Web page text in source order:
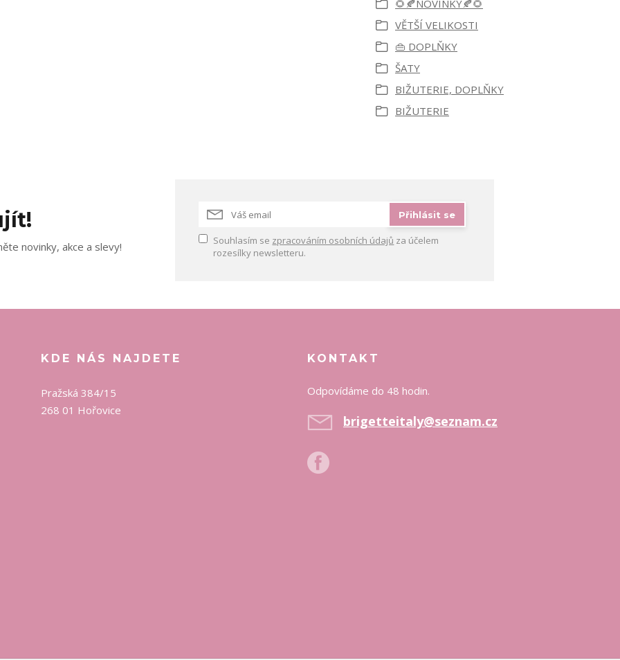
🌻🍂NOVINKY🍂🌻
VĚTŠÍ VELIKOSTI
👜 DOPLŇKY
ŠATY
BIŽUTERIE, DOPLŇKY
BIŽUTERIE
novinky, akce a slevy!
Přihlásit se
Souhlasím se zpracováním osobních údajů za účelem
rozesílky newsletteru.
KDE NÁS NAJDETE
Pražská 384/15
268 01 Hořovice
KONTAKT
Odpovídáme do 48 hodin.
brigetteitaly@seznam.cz